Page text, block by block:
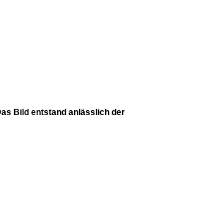
Bild entstand anlässlich der